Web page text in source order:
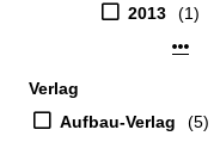
2013
(1)
Verlag
Aufbau-Verlag
(5)